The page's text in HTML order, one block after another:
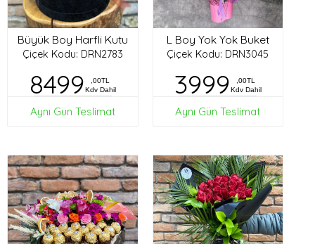
Büyük Boy Harfli Kutu
Çiçek Kodu: DRN2783
8499
,00TL
Kdv Dahil
Aynı Gün Teslimat
L Boy Yok Yok Buket
Çiçek Kodu: DRN3045
3999
,00TL
Kdv Dahil
Aynı Gün Teslimat